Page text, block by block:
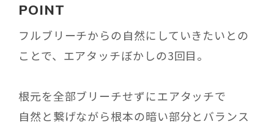
POINT
フルブリーチからの自然にしていきたいとの
ことで、エアタッチぼかしの3回目。
根元を全部ブリーチせずにエアタッチで
自然と繋げながら根本の暗い部分とバランス